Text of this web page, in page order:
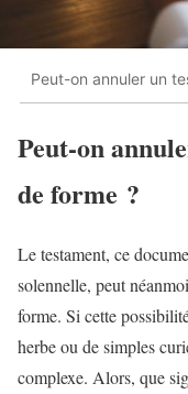
Peut-on annuler un
Peut-on
de forme ?
Le testament, ce
solennelle, peut
forme. Si cette
herbe ou de simples
complexe. Alors, que